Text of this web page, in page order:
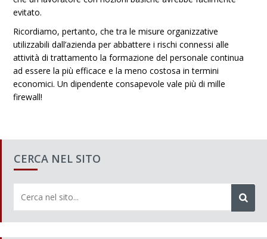
evitato.
Ricordiamo, pertanto, che tra le misure organizzative
utilizzabili dall’azienda per abbattere i rischi connessi alle
attività di trattamento la formazione del personale continua
ad essere la più efficace e la meno costosa in termini
economici. Un dipendente consapevole vale più di mille
firewall!
CERCA NEL SITO